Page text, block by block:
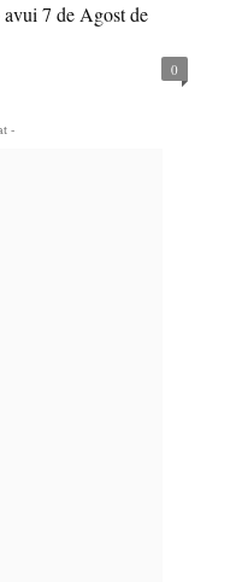
7 de Agost de
0
-